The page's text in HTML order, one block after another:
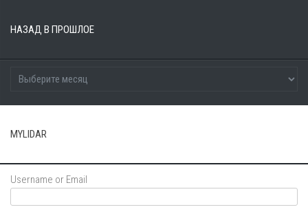
НАЗАД В ПРОШЛОЕ
MYLIDAR
Username or Email